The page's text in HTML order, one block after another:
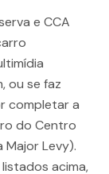
e CCA
ou se faz
completar a
do Centro
Major Levy).
acima,